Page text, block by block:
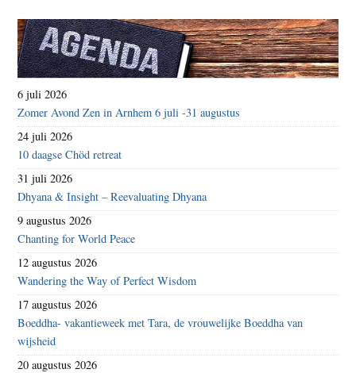
6 juli 2026
Zomer Avond Zen in Arnhem 6 juli -31 augustus
24 juli 2026
10 daagse Chöd retreat
31 juli 2026
Dhyana & Insight – Reevaluating Dhyana
9 augustus 2026
Chanting for World Peace
12 augustus 2026
Wandering the Way of Perfect Wisdom
17 augustus 2026
Boeddha- vakantieweek met Tara, de vrouwelijke Boeddha van
wijsheid
20 augustus 2026